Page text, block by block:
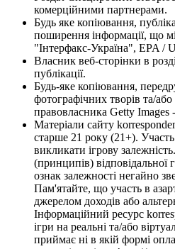
комерційними партнерами.
Будь яке копіювання,
поширення інформації, що
"Інтерфакс-Україна", EPA /
Власник веб-сторінки в
публікації.
Будь-яке копіювання,
фотографічних творів та/або
правовласника Getty Images
Матеріали сайту
старше 21 року (21+).
викликати ігрову
(принципів)
ознак залежності негайно
Пам'ятайте, що участь в
джерелом доходів або
Інформаційний ресурс
ігри на реальні та/або
приймає ні в якій формі